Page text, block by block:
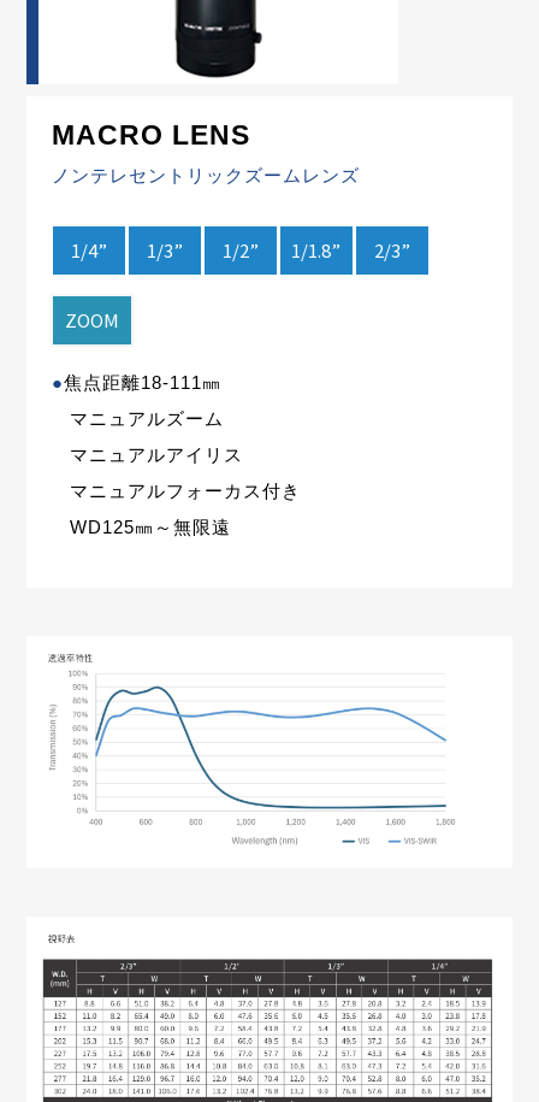
MACRO LENS
ノンテレセントリックズームレンズ
1/4” 1/3” 1/2” 1/1.8” 2/3”
ZOOM
●焦点距離18-111㎜
マニュアルズーム
マニュアルアイリス
マニュアルフォーカス付き
WD125㎜～無限遠